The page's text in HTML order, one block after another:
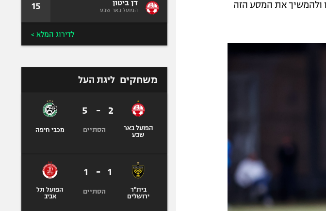
ולהמשיך את המסע הזה
דן ביטון
הפועל באר שבע 15
לדירוג המלא >
משחקים ליגת העל
הפועל באר
שבע
2
-
5
הסתיים מכבי חיפה
בית"ר
ירושלים
1
-
1
הסתיים
הפועל תל
אביב